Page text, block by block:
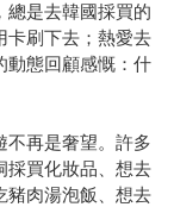
總是去韓國採買的
卡刷下去；熱愛去
動態回顧感慨：什
不再是奢望。許多
採買化妝品、想去
豬肉湯泡飯、想去